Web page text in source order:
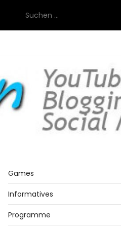
nach:
Games
Informatives
Programme